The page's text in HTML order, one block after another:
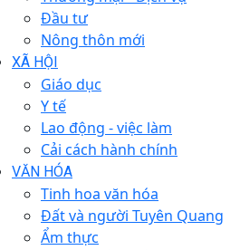
Đầu tư
Nông thôn mới
XÃ HỘI
Giáo dục
Y tế
Lao động - việc làm
Cải cách hành chính
VĂN HÓA
Tinh hoa văn hóa
Đất và người Tuyên Quang
Ẩm thực